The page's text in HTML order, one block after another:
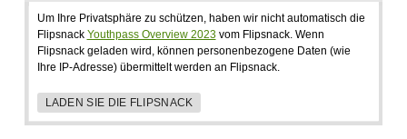
Um Ihre Privatsphäre zu schützen, haben wir nicht automatisch die
Flipsnack Youthpass Overview 2023vom Flipsnack. Wenn
Flipsnack geladen wird, können personenbezogene Daten (wie
Ihre IP-Adresse) übermittelt werden an Flipsnack.
LADEN SIE DIE FLIPSNACK